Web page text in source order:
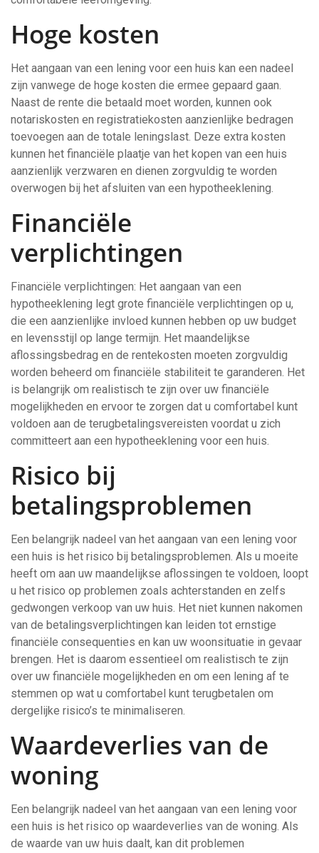
Hoge kosten
Het aangaan van een lening voor een huis kan een nadeel
zijn vanwege de hoge kosten die ermee gepaard gaan.
Naast de rente die betaald moet worden, kunnen ook
notariskosten en registratiekosten aanzienlijke bedragen
toevoegen aan de totale leningslast. Deze extra kosten
kunnen het financiële plaatje van het kopen van een huis
aanzienlijk verzwaren en dienen zorgvuldig te worden
overwogen bij het afsluiten van een hypotheeklening.
Financiële
verplichtingen
Financiële verplichtingen: Het aangaan van een
hypotheeklening legt grote financiële verplichtingen op u,
die een aanzienlijke invloed kunnen hebben op uw budget
en levensstijl op lange termijn. Het maandelijkse
aflossingsbedrag en de rentekosten moeten zorgvuldig
worden beheerd om financiële stabiliteit te garanderen. Het
is belangrijk om realistisch te zijn over uw financiële
mogelijkheden en ervoor te zorgen dat u comfortabel kunt
voldoen aan de terugbetalingsvereisten voordat u zich
committeert aan een hypotheeklening voor een huis.
Risico bij
betalingsproblemen
Een belangrijk nadeel van het aangaan van een lening voor
een huis is het risico bij betalingsproblemen. Als u moeite
heeft om aan uw maandelijkse aflossingen te voldoen, loopt
u het risico op problemen zoals achterstanden en zelfs
gedwongen verkoop van uw huis. Het niet kunnen nakomen
van de betalingsverplichtingen kan leiden tot ernstige
financiële consequenties en kan uw woonsituatie in gevaar
brengen. Het is daarom essentieel om realistisch te zijn
over uw financiële mogelijkheden en om een lening af te
stemmen op wat u comfortabel kunt terugbetalen om
dergelijke risico’s te minimaliseren.
Waardeverlies van de
woning
Een belangrijk nadeel van het aangaan van een lening voor
een huis is het risico op waardeverlies van de woning. Als
de waarde van uw huis daalt, kan dit problemen